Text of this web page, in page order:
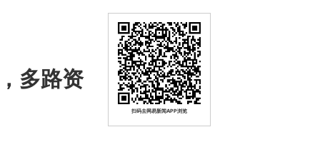
多路资
扫码去网易新闻APP浏览